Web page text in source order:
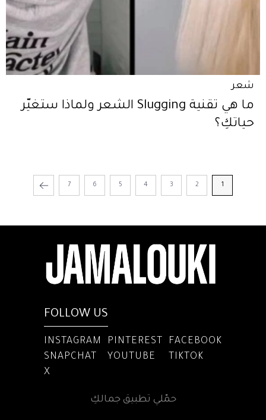
شعر
ما هي تقنية Slugging الشعر ولماذا ستغيّر
حياتكِ؟
1
2
3
4
5
6
7
FOLLOW US
INSTAGRAM PINTEREST
FACEBOOK
SNAPCHAT
YOUTUBE
TIKTOK
X
حمّلي تطبيق جمالكِ